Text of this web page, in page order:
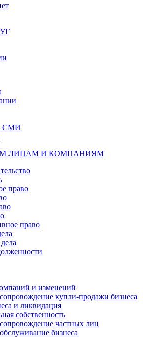
СМИ
ЛИЦАМ И КОМПАНИЯМ
право
право
и изменений
купли-продажи бизнеса
и ликвидация
собственность
частных лиц
бизнеса